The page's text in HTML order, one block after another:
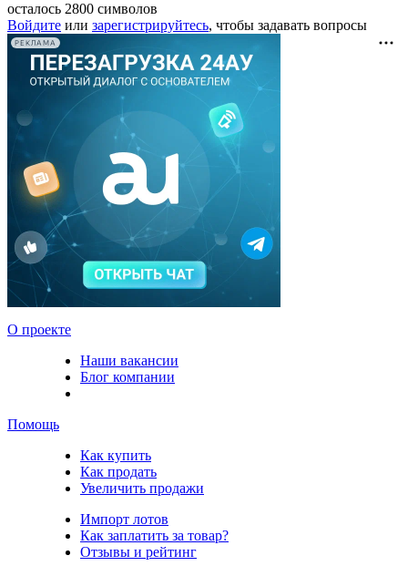
осталось 2800 символов
Войдите или зарегистрируйтесь, чтобы задавать вопросы
РЕКЛАМА
О проекте
Наши вакансии
Блог компании
Помощь
Как купить
Как продать
Увеличить продажи
Импорт лотов
Как заплатить за товар?
Отзывы и рейтинг